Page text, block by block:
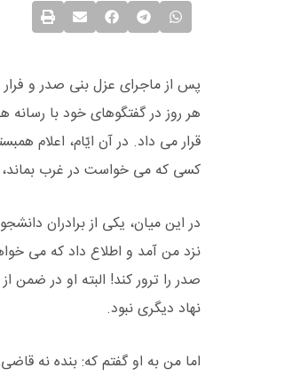
پس از ماجرای عزل بنی صدر و
هر روز در گفتگوهای خود با رسانه
قرار می داد. در آن ایّام، اعلام
کسی که می خواست در غرب
در این میان، یکی از برادران
نزد من آمد و اطلاع داد که می
صدر را ترور کند!‌ البته او در
نهاد دیگری نبود.
اما من به او گفتم که: بنده نه